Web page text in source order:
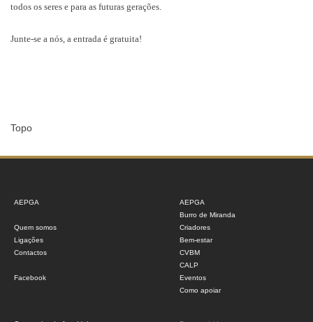
todos os seres e para as futuras gerações.
Junte-se a nós, a entrada é gratuita!
Topo
AEPGA
Quem somos
Ligações
Contactos
Facebook
AEPGA
Burro de Miranda
Criadores
Bem-estar
CVBM
CALP
Eventos
Como apoiar